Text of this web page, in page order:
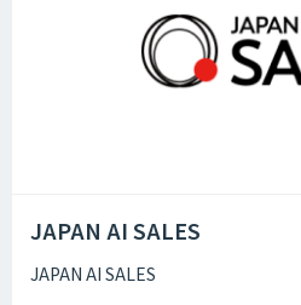
JAPAN AI SALES
JAPAN AI SALES